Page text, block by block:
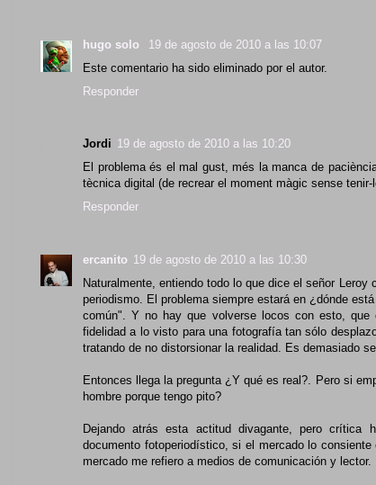
hugo solo
19 de agosto de 2010 a las 10:07
Este comentario ha sido eliminado por el autor.
Responder
Jordi 19 de agosto de 2010 a las 10:20
El problema és el mal gust, més la manca de
tècnica digital (de recrear el moment màgic sense
Responder
ercanito 19 de agosto de 2010 a las 10:30
Naturalmente, entiendo todo lo que dice el señor
periodismo. El problema siempre estará en ¿dónde
común". Y no hay que volverse locos con esto,
fidelidad a lo visto para una fotografía tan sólo
tratando de no distorsionar la realidad. Es demasiado
Entonces llega la pregunta ¿Y qué es real?. Pero si
hombre porque tengo pito?
Dejando atrás esta actitud divagante, pero crítica
documento fotoperiodístico, si el mercado lo
mercado me refiero a medios de comunicación y lector.